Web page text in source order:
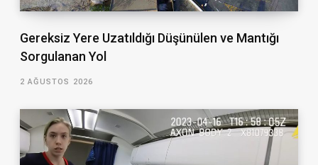
Gereksiz Yere Uzatıldığı Düşünülen ve Mantığı
Sorgulanan Yol
2 AĞUSTOS 2026